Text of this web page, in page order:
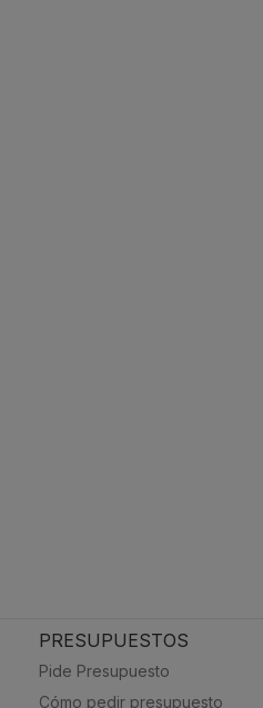
PRESUPUESTOS
Pide Presupuesto
Cómo pedir presupuesto